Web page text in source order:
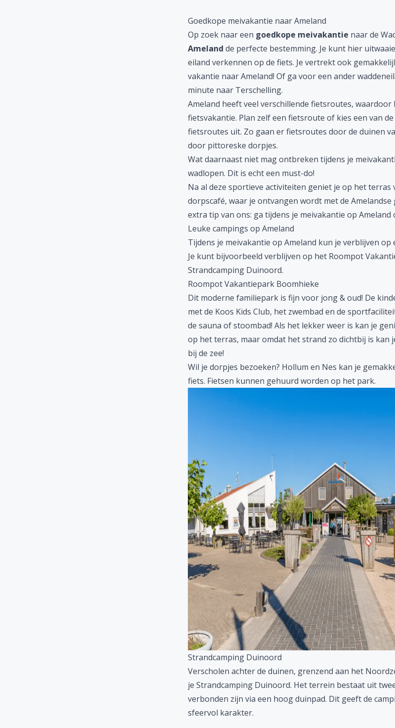
Goedkope meivakantie naar Ameland
Op zoek naar een goedkope meivakantie naar de
Ameland de perfecte bestemming. Je kunt hier
eiland verkennen op de fiets. Je vertrekt ook
vakantie naar Ameland! Of ga voor een ander
minute naar Terschelling.
Ameland heeft veel verschillende fietsroutes, waardoor
fietsvakantie. Plan zelf een fietsroute of kies een van
fietsroutes uit. Zo gaan er fietsroutes door de duinen
door pittoreske dorpjes.
Wat daarnaast niet mag ontbreken tijdens je
wadlopen. Dit is echt een must-do!
Na al deze sportieve activiteiten geniet je op het terras
dorpscafé, waar je ontvangen wordt met de Amelandse
extra tip van ons: ga tijdens je meivakantie op Ameland
Leuke campings op Ameland
Tijdens je meivakantie op Ameland kun je verblijven op
Je kunt bijvoorbeeld verblijven op het Roompot
Strandcamping Duinoord.
Roompot Vakantiepark Boomhieke
Dit moderne familiepark is fijn voor jong & oud! De
met de Koos Kids Club, het zwembad en de
de sauna of stoombad! Als het lekker weer is kan je
op het terras, maar omdat het strand zo dichtbij is kan
bij de zee!
Wil je dorpjes bezoeken? Hollum en Nes kan je
fiets. Fietsen kunnen gehuurd worden op het park.
Strandcamping Duinoord
Verscholen achter de duinen, grenzend aan het
je Strandcamping Duinoord. Het terrein bestaat uit
verbonden zijn via een hoog duinpad. Dit geeft de
sfeervol karakter.